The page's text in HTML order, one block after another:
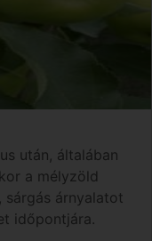
után, általában
a mélyzöld
sárgás árnyalatot
időpontjára.